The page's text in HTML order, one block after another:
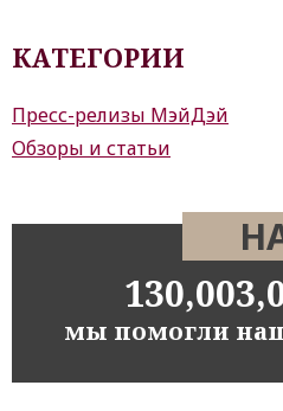
КАТЕГОРИИ
Пресс-релизы МэйДэй
Обзоры и статьи
мы помогли